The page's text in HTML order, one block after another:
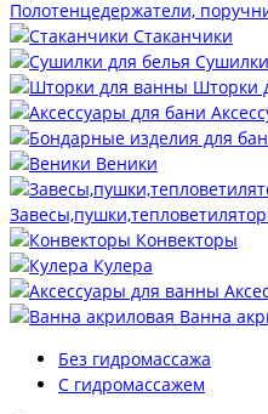
Полотенцедержатели,
Стаканчики
Шторки
Веники
Конвекторы
Кулера
Ванна
Без гидромассажа
С гидромассажем